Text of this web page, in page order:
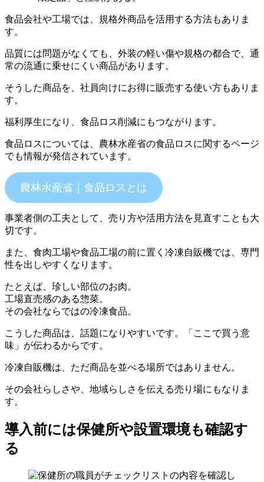
食品会社や工場では、規格外商品を活用する方法もありま
す。
品質には問題がなくても、外装の軽い傷や規格の都合で、通
常の流通に乗せにくい商品があります。
そうした商品を、社員向けにお得に販売する使い方もありま
す。
福利厚生になり、食品ロス削減にもつながります。
食品ロスについては、農林水産省の食品ロスに関するページ
でも情報が発信されています。
農林水産省｜食品ロスとは
事業者側の工夫として、売り方や活用方法を見直すことも大
切です。
また、食肉工場や食品工場の前に置く冷凍自販機では、専門
性を出しやすくなります。
たとえば、珍しい部位のお肉。
工場直売感のある惣菜。
その会社ならではの冷凍食品。
こうした商品は、話題になりやすいです。「ここで買う意
味」が伝わるからです。
冷凍自販機は、ただ商品を並べる場所ではありません。
その会社らしさや、地域らしさを伝える売り場にもなりま
す。
導入前には保健所や設置環境も確認す
る